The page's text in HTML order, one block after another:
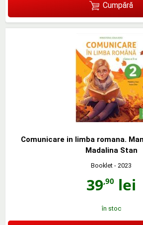
Cumpără
Comunicare in limba romana.
Madalina Stan
Booklet - 2023
39,90 lei
în stoc